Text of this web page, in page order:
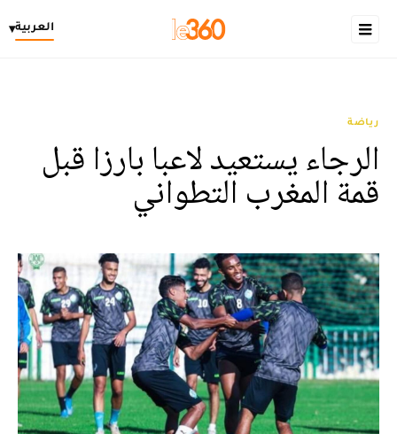
العربية▾
رياضة
الرجاء يستعيد لاعبا بارزا قبل
قمة المغرب التطواني